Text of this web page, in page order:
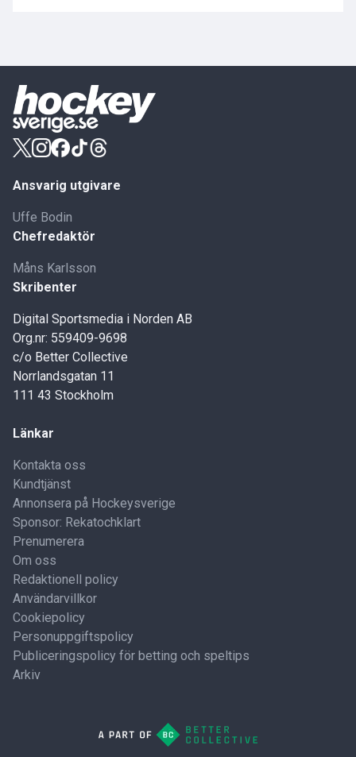
Ansvarig utgivare
Uffe Bodin
Chefredaktör
Måns Karlsson
Skribenter
Digital Sportsmedia i Norden AB
Org.nr: 559409-9698
c/o Better Collective
Norrlandsgatan 11
111 43 Stockholm
Länkar
Kontakta oss
Kundtjänst
Annonsera på Hockeysverige
Sponsor: Rekatochklart
Prenumerera
Om oss
Redaktionell policy
Användarvillkor
Cookiepolicy
Personuppgiftspolicy
Publiceringspolicy för betting och speltips
Arkiv